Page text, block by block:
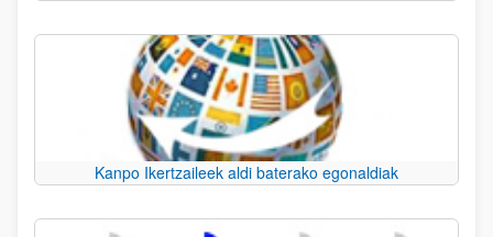
Kanpo Ikertzaileek aldi baterako egonaldiak